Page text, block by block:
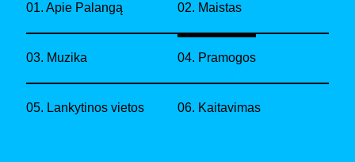
01. Apie Palangą 02. Maistas
03. Muzika 04. Pramogos
05. Lankytinos vietos 06. Kaitavimas